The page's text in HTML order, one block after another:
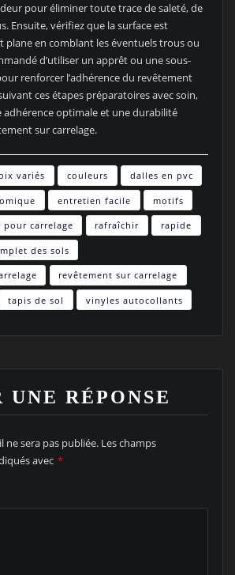
pour éliminer toute trace de saleté, de
Ensuite, vérifiez que la surface est
plane en comblant les éventuels trous ou
d’utiliser un apprêt ou une sous-
renforcer l’adhérence du revêtement
ces étapes préparatoires avec soin,
adhérence optimale et une durabilité
sur carrelage.
variés couleurs dalles en pvc
entretien facile motifs
carrelage rafraîchir rapide
des sols
revêtement sur carrelage
tapis de sol vinyles autocollants
UNE RÉPONSE
ne sera pas publiée. Les champs
avec *